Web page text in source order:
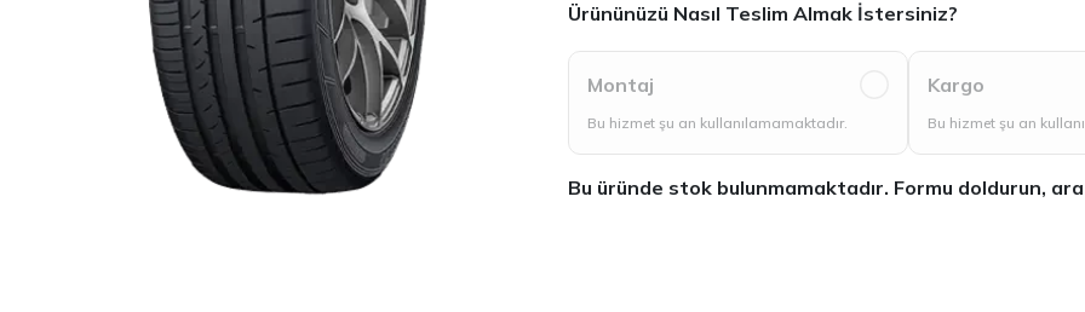
Ürününüzü Nasıl Teslim Almak İstersiniz?
Montaj
Bu hizmet şu an kullanılamamaktadır.
Kargo
Bu hizmet şu an
Bu üründe stok bulunmamaktadır. Formu doldurun,